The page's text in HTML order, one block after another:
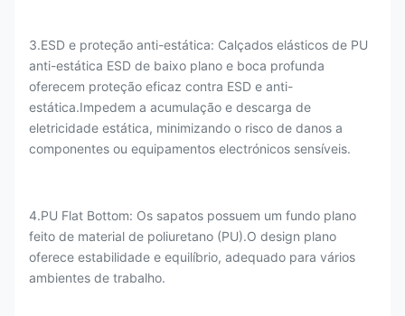
3.ESD e proteção anti-estática: Calçados elásticos de PU
anti-estática ESD de baixo plano e boca profunda
oferecem proteção eficaz contra ESD e anti-
estática.Impedem a acumulação e descarga de
eletricidade estática, minimizando o risco de danos a
componentes ou equipamentos electrónicos sensíveis.
4.PU Flat Bottom: Os sapatos possuem um fundo plano
feito de material de poliuretano (PU).O design plano
oferece estabilidade e equilíbrio, adequado para vários
ambientes de trabalho.